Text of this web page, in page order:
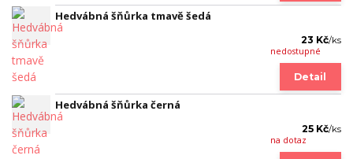
Hedvábná šňůrka tmavě šedá
23 Kč/ks
nedostupné
Detail
Hedvábná šňůrka černá
25 Kč/ks
na dotaz